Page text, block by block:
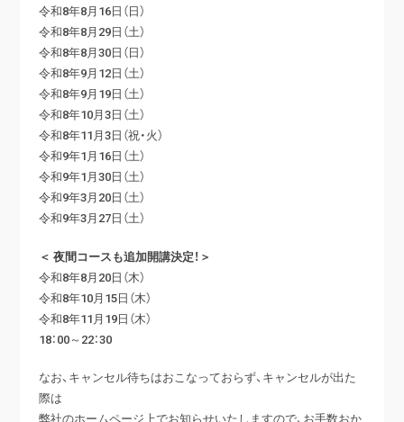
令和8年8月16日（日）
令和8年8月29日（土）
令和8年8月30日（日）
令和8年9月12日（土）
令和8年9月19日（土）
令和8年10月3日（土）
令和8年11月3日（祝・火）
令和9年1月16日（土）
令和9年1月30日（土）
令和9年3月20日（土）
令和9年3月27日（土）
＜ 夜間コースも追加開講決定！＞
令和8年8月20日（木）
令和8年10月15日（木）
令和8年11月19日（木）
18：00～22：30
なお、キャンセル待ちはおこなっておらず、キャンセルが出た
際は
弊社のホームページ上でお知らせいたしますので、お手数おか